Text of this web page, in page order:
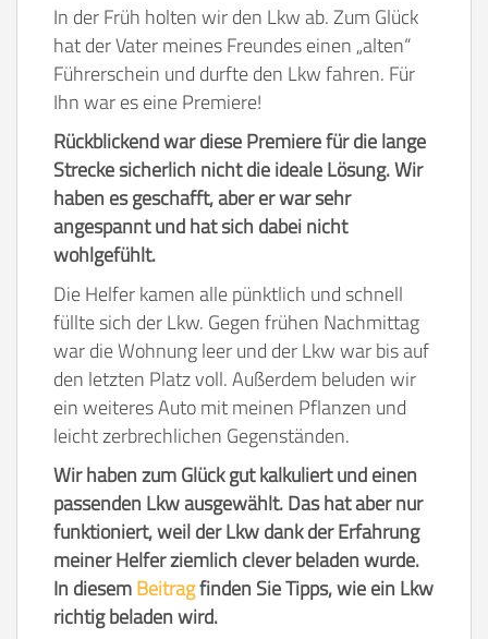
In der Früh holten wir den Lkw ab. Zum Glück
hat der Vater meines Freundes einen „alten“
Führerschein und durfte den Lkw fahren. Für
Ihn war es eine Premiere!
Rückblickend war diese Premiere für die lange
Strecke sicherlich nicht die ideale Lösung. Wir
haben es geschafft, aber er war sehr
angespannt und hat sich dabei nicht
wohlgefühlt.
Die Helfer kamen alle pünktlich und schnell
füllte sich der Lkw. Gegen frühen Nachmittag
war die Wohnung leer und der Lkw war bis auf
den letzten Platz voll. Außerdem beluden wir
ein weiteres Auto mit meinen Pflanzen und
leicht zerbrechlichen Gegenständen.
Wir haben zum Glück gut kalkuliert und einen
passenden Lkw ausgewählt. Das hat aber nur
funktioniert, weil der Lkw dank der Erfahrung
meiner Helfer ziemlich clever beladen wurde.
In diesemBeitragfinden Sie Tipps, wie ein Lkw
richtig beladen wird.